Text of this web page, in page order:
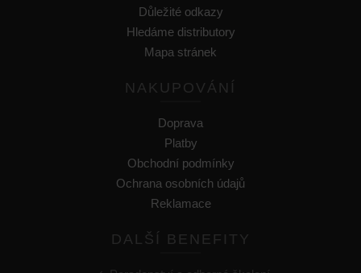
Důležité odkazy
Hledáme distributory
Mapa stránek
NAKUPOVÁNÍ
Doprava
Platby
Obchodní podmínky
Ochrana osobních údajů
Reklamace
DALŠÍ BENEFITY